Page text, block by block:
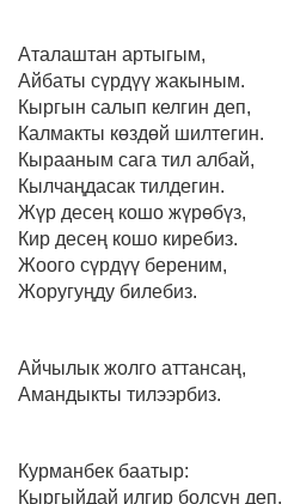
Аталаштан артыгым,
Айбаты сүрдүү жакыным.
Кыргын салып келгин деп,
Калмакты көздөй шилтегин.
Кырааным сага тил албай,
Кылчаңдасак тилдегин.
Жүр десең кошо жүрөбүз,
Кир десең кошо киребиз.
Жоого сүрдүү береним,
Жоругуңду билебиз.
Айчылык жолго аттансаң,
Амандыкты тилээрбиз.
Курманбек баатыр:
Кыргыйдай илгир болсун деп,